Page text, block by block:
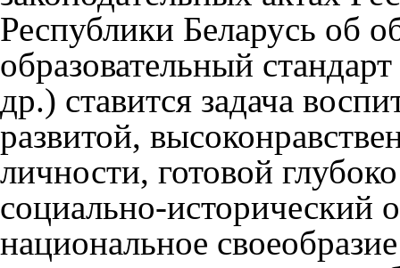
Республики Беларусь об
образовательный
др.) ставится задача
развитой,
личности, готовой
социально-исторический
национальное